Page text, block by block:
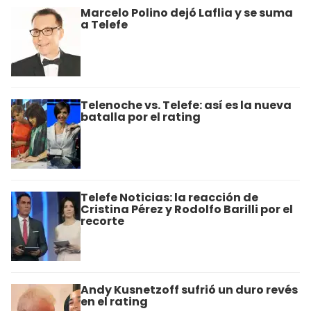
Marcelo Polino dejó Laflia y se suma
a Telefe
Telenoche vs. Telefe: así es la nueva
batalla por el rating
Telefe Noticias: la reacción de
Cristina Pérez y Rodolfo Barilli por el
recorte
Andy Kusnetzoff sufrió un duro revés
en el rating